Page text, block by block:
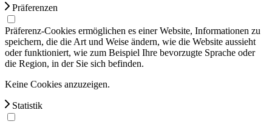
Präferenzen
Präferenz-Cookies ermöglichen es einer Website, Informationen zu
speichern, die die Art und Weise ändern, wie die Website aussieht
oder funktioniert, wie zum Beispiel Ihre bevorzugte Sprache oder
die Region, in der Sie sich befinden.
Keine Cookies anzuzeigen.
Statistik